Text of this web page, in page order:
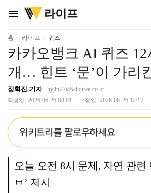
menu
위
키
리
라이프
홈 라이프 퀴즈
카카오뱅크 AI 퀴즈 12
개… 힌트 ‘문’이 가리
정혁진 기자 hyjin27@wikitree.co.kr
작성일 2026-06-26 08:01 수정일 2026-06-26 12:17
위키트리를 팔로우하세요
오늘 오전 8시 문제, 자연 관련
ㅂ’ 제시